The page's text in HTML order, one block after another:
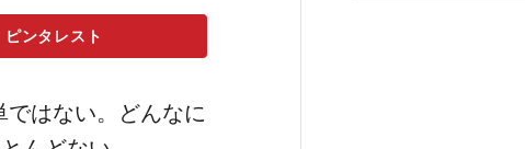
ピンタレスト
はない。どんなに